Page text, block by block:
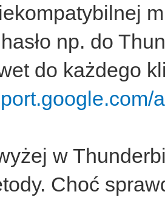
np. do
do każdego
w
Choć